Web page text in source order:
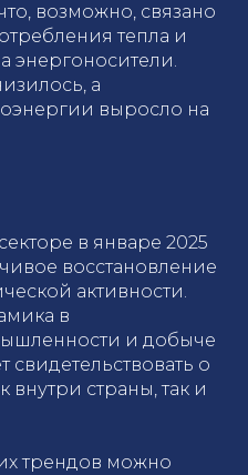
возможно, связано
тепла и
энергоносители.
а
выросло на
в январе 2025
восстановление
активности.
в
и добыче
свидетельствовать о
страны, так и
трендов можно